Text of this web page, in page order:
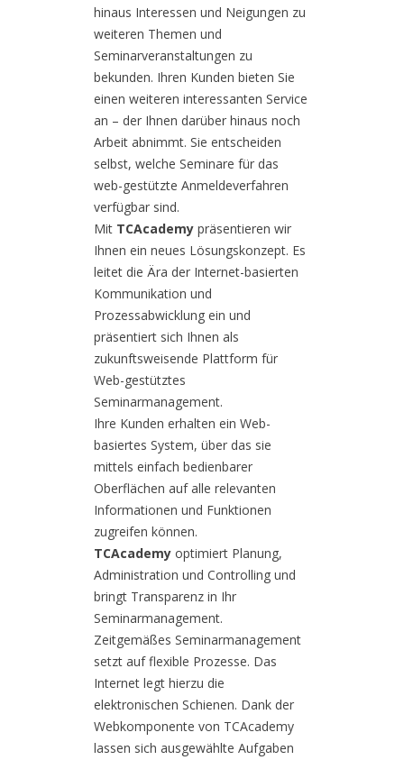
hinaus Interessen und Neigungen zu
weiteren Themen und
Seminarveranstaltungen zu
bekunden. Ihren Kunden bieten Sie
einen weiteren interessanten Service
an – der Ihnen darüber hinaus noch
Arbeit abnimmt. Sie entscheiden
selbst, welche Seminare für das
web-gestützte Anmeldeverfahren
verfügbar sind.
Mit TCAcademy präsentieren wir
Ihnen ein neues Lösungskonzept. Es
leitet die Ära der Internet-basierten
Kommunikation und
Prozessabwicklung ein und
präsentiert sich Ihnen als
zukunftsweisende Plattform für
Web-gestütztes
Seminarmanagement.
Ihre Kunden erhalten ein Web-
basiertes System, über das sie
mittels einfach bedienbarer
Oberflächen auf alle relevanten
Informationen und Funktionen
zugreifen können.
TCAcademy optimiert Planung,
Administration und Controlling und
bringt Transparenz in Ihr
Seminarmanagement.
Zeitgemäßes Seminarmanagement
setzt auf flexible Prozesse. Das
Internet legt hierzu die
elektronischen Schienen. Dank der
Webkomponente von TCAcademy
lassen sich ausgewählte Aufgaben